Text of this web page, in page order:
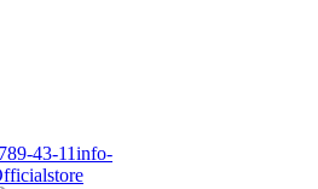
43-11info-